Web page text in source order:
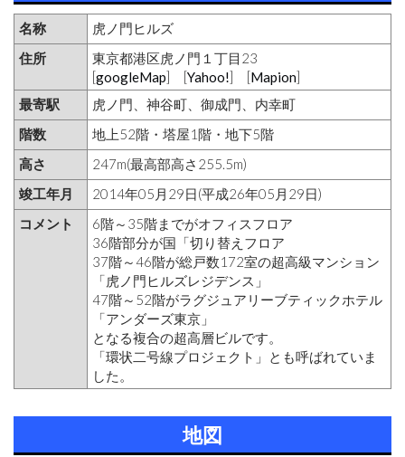
名称
虎ノ門ヒルズ
住所
東京都港区虎ノ門１丁目23
[googleMap] [Yahoo!] [Mapion]
最寄駅
虎ノ門、神谷町、御成門、内幸町
階数
地上52階・塔屋1階・地下5階
高さ
247m(最高部高さ255.5m)
竣工年月
2014年05月29日(平成26年05月29日)
コメント
6階～35階までがオフィスフロア
36階部分が国「切り替えフロア
37階～46階が総戸数172室の超高級マンション
「虎ノ門ヒルズレジデンス」
47階～52階がラグジュアリーブティックホテル
「アンダーズ東京」
となる複合の超高層ビルです。
「環状二号線プロジェクト」とも呼ばれていま
した。
地図